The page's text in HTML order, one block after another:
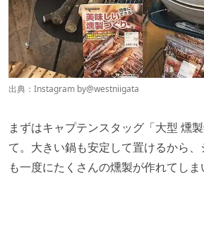
出典：Instagram by@westniigata
まずはキャプテンスタッグ「大型 燻
て。大きい鍋も安定して置けるから
も一度にたくさんの燻製が作れてしま